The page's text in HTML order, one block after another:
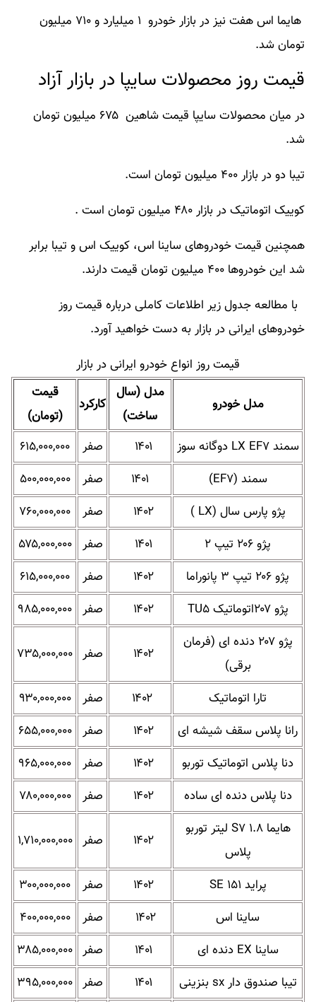
هایما اس هفت نیز در بازار خودرو ۱ میلیارد و ۷۱۰ میلیون
تومان شد.
قیمت روز محصولات سایپا در بازار آزاد
در میان محصولات سایپا قیمت شاهین ۶۷۵ میلیون تومان
شد.
تیبا دو در بازار ۴۰۰ میلیون تومان است.
کوییک اتوماتیک در بازار ۴۸۰ میلیون تومان است .
همچنین قیمت خودروهای ساینا اس، کوییک اس و تیبا برابر
شد این خودروها ۴۰۰ میلیون تومان قیمت دارند.
با مطالعه جدول زیر اطلاعات کاملی درباره قیمت روز
خودروهای ایرانیدر بازار به دست خواهید آورد.​
قیمت روز انواع خودرو ایرانی در بازار
مدل خودرو
مدل (سال
ساخت)
کارکرد
قیمت
(تومان)
سمند LX EF۷ دوگانه سوز
۱۴۰۱ صفر
۶۱۵,۰۰۰,۰۰۰
سمند (EF۷)
۱۴۰۱ صفر
۵۰۰,۰۰۰,۰۰۰
پژو پارس سال (LX )
۱۴۰۲ صفر
۷۶۰,۰۰۰,۰۰۰
پژو ۲۰۶ تیپ ۲
۱۴۰۱ صفر
۵۷۵,۰۰۰,۰۰۰
پژو ۲۰۶ تیپ ۳ پانوراما
۱۴۰۲ صفر
۶۱۵,۰۰۰,۰۰۰
پژو ۲۰۷اتوماتیک TU۵
۱۴۰۲ صفر
۹۸۵,۰۰۰,۰۰۰
پژو ۲۰۷ دنده ای (فرمان
برقی)
۱۴۰۲ صفر ۷۳۵,۰۰۰,۰۰۰
تارا اتوماتیک ۱۴۰۲ صفر
۹۳۰,۰۰۰,۰۰۰
رانا پلاس سقف شیشه ای
۱۴۰۲ صفر
۶۵۵,۰۰۰,۰۰۰
دنا پلاس اتوماتیک توربو
۱۴۰۲ صفر
۹۶۵,۰۰۰,۰۰۰
دنا پلاس دنده ای ساده
۱۴۰۲ صفر
۷۸۰,۰۰۰,۰۰۰
هایما S۷ ۱.۸ لیتر توربو
پلاس
۱۴۰۲ صفر ۱,۷۱۰,۰۰۰,۰۰۰
پراید SE ۱۵۱ ۱۴۰۲ صفر
۳۰۰,۰۰۰,۰۰۰
ساینا اس
۱۴۰۲ صفر
۴۰۰,۰۰۰,۰۰۰
ساینا EX دنده ای
۱۴۰۱ صفر ۳۸۵,۰۰۰,۰۰۰
تیبا صندوق دار sx بنزینی
۱۴۰۱ صفر ۳۹۵,۰۰۰,۰۰۰